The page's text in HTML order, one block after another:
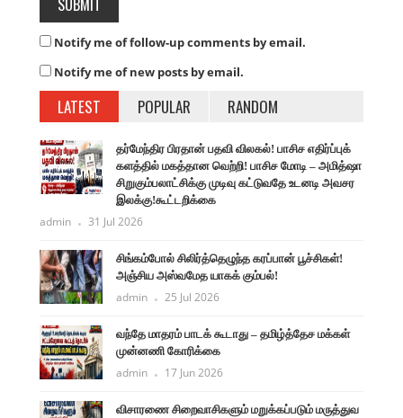
Notify me of follow-up comments by email.
Notify me of new posts by email.
LATEST POPULAR RANDOM
தர்மேந்திர பிரதான் பதவி விலகல்! பாசிச எதிர்ப்புக்
களத்தில் மகத்தான வெற்றி! பாசிச மோடி – அமித்ஷா
சிறுகும்பலாட்சிக்கு முடிவு கட்டுவதே உடனடி அவசர
இலக்கு!கூட்டறிக்கை
admin 31 Jul 2026
சிங்கம்போல் சிலிர்த்தெழுந்த கரப்பான் பூச்சிகள்!
அஞ்சிய அஸ்வமேத யாகக் கும்பல்!
admin 25 Jul 2026
வந்தே மாதரம் பாடக் கூடாது – தமிழ்த்தேச மக்கள்
முன்னணி கோரிக்கை
admin 17 Jun 2026
விசாரணை சிறைவாசிகளும் மறுக்கப்படும் மருத்துவ